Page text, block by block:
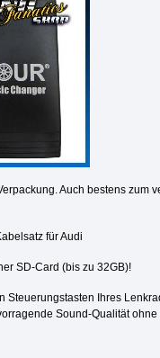
Auch bestens zum
für Audi
SD-Card (bis zu 32GB)!
Steuerungstasten Ihres
Sound-Qualität